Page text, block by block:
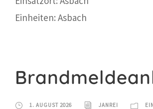
Einheiten: Asbach
1. AUGUST 2026 JANREI